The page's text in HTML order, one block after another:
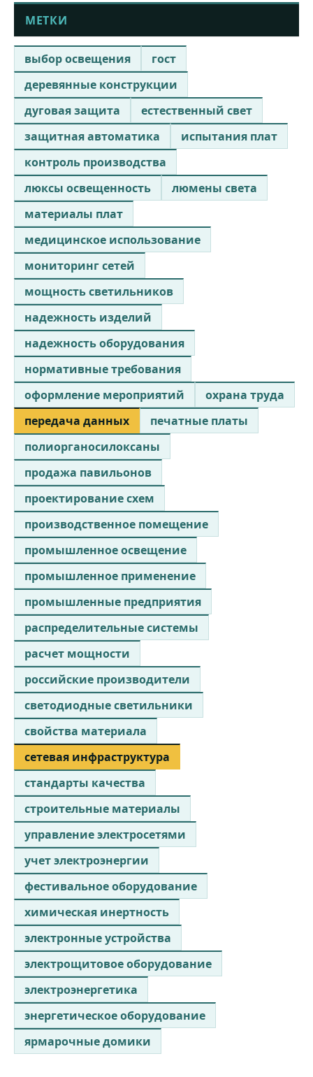
МЕТКИ
выбор освещения
гост
деревянные конструкции
дуговая защита
естественный свет
защитная автоматика
испытания плат
контроль производства
люксы освещенность
люмены света
материалы плат
медицинское использование
мониторинг сетей
мощность светильников
надежность изделий
надежность оборудования
нормативные требования
оформление мероприятий
охрана труда
передача данных
печатные платы
полиорганосилоксаны
продажа павильонов
проектирование схем
производственное помещение
промышленное освещение
промышленное применение
промышленные предприятия
распределительные системы
расчет мощности
российские производители
светодиодные светильники
свойства материала
сетевая инфраструктура
стандарты качества
строительные материалы
управление электросетями
учет электроэнергии
фестивальное оборудование
химическая инертность
электронные устройства
электрощитовое оборудование
электроэнергетика
энергетическое оборудование
ярмарочные домики